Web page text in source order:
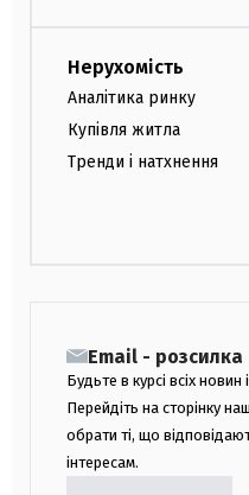
Нерухомість
Аналітика ринку
Купівля житла
Тренди і натхнення
Email - розсилка
Будьте в курсі всіх новин
Перейдіть на сторінку
обрати ті, що
інтересам.